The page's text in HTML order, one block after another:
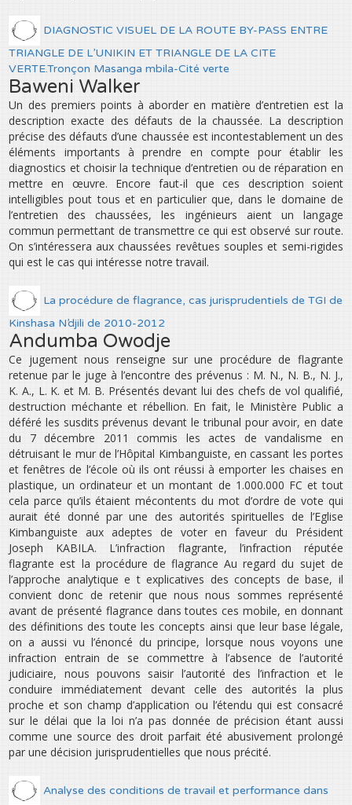
DIAGNOSTIC VISUEL DE LA ROUTE BY-PASS ENTRE
TRIANGLE DE L’UNIKIN ET TRIANGLE DE LA CITE
VERTE.Tronçon Masanga mbila-Cité verte
Baweni Walker
Un des premiers points à aborder en matière d’entretien est la
description exacte des défauts de la chaussée. La description
précise des défauts d’une chaussée est incontestablement un des
éléments importants à prendre en compte pour établir les
diagnostics et choisir la technique d’entretien ou de réparation en
mettre en œuvre. Encore faut-il que ces description soient
intelligibles pout tous et en particulier que, dans le domaine de
l’entretien des chaussées, les ingénieurs aient un langage
commun permettant de transmettre ce qui est observé sur route.
On s’intéressera aux chaussées revêtues souples et semi-rigides
qui est le cas qui intéresse notre travail.
La procédure de flagrance, cas jurisprudentiels de TGI de
Kinshasa N’djili de 2010-2012
Andumba Owodje
Ce jugement nous renseigne sur une procédure de flagrante
retenue par le juge à l’encontre des prévenus : M. N., N. B., N. J.,
K. A., L. K. et M. B. Présentés devant lui des chefs de vol qualifié,
destruction méchante et rébellion. En fait, le Ministère Public a
déféré les susdits prévenus devant le tribunal pour avoir, en date
du 7 décembre 2011 commis les actes de vandalisme en
détruisant le mur de l’Hôpital Kimbanguiste, en cassant les portes
et fenêtres de l’école où ils ont réussi à emporter les chaises en
plastique, un ordinateur et un montant de 1.000.000 FC et tout
cela parce qu’ils étaient mécontents du mot d’ordre de vote qui
aurait été donné par une des autorités spirituelles de l’Eglise
Kimbanguiste aux adeptes de voter en faveur du Président
Joseph KABILA. L’infraction flagrante, l’infraction réputée
flagrante est la procédure de flagrance Au regard du sujet de
l’approche analytique e t explicatives des concepts de base, il
convient donc de retenir que nous nous sommes représenté
avant de présenté flagrance dans toutes ces mobile, en donnant
des définitions des toute les concepts ainsi que leur base légale,
on a aussi vu l’énoncé du principe, lorsque nous voyons une
infraction entrain de se commettre à l’absence de l’autorité
judiciaire, nous pouvons saisir l’autorité des l’infraction et le
conduire immédiatement devant celle des autorités la plus
proche et son champ d’application ou l’étendu qui est consacré
sur le délai que la loi n’a pas donnée de précision étant aussi
comme une source des droit parfait été abusivement prolongé
par une décision jurisprudentielles que nous précité.
Analyse des conditions de travail et performance dans